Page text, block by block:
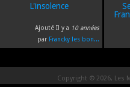
L'insolence
Ajouté Il y a 10 années
par Francky les bon...
Copyright © 2026, Les